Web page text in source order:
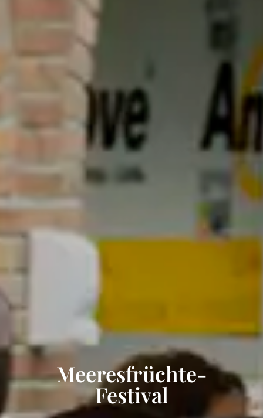
Meeresfrüchte-
Festival